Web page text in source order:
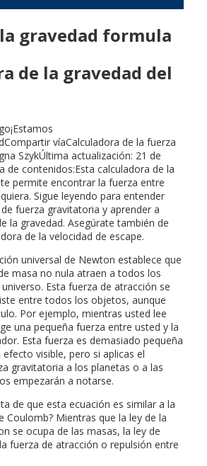
gravedad formula
de la gravedad del
víaCalculadora de la fuerza
SzykÚltima actualización: 21 de
de contenidos:Esta calculadora de la
permite encontrar la fuerza entre
Sigue leyendo para entender
fuerza gravitatoria y aprender a
la gravedad. Asegúrate también de
de la velocidad de escape.
universal de Newton establece que
masa no nula atraen a todos los
Esta fuerza de atracción se
entre todos los objetos, aunque
Por ejemplo, mientras usted lee
una pequeña fuerza entre usted y la
Esta fuerza es demasiado pequeña
visible, pero si aplicas el
gravitatoria a los planetas o a las
empezarán a notarse.
de que esta ecuación es similar a la
Coulomb? Mientras que la ley de la
se ocupa de las masas, la ley de
fuerza de atracción o repulsión entre